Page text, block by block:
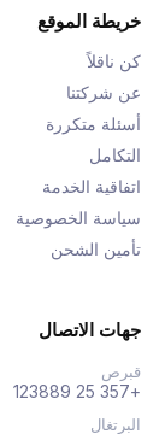
خريطة الموقع
كن ناقلاً
عن شركتنا
أسئلة متكررة
التكامل
اتفاقية الخدمة
سياسة الخصوصية
تأمين الشحن
جهات الاتصال
قبرص
+357 25 123889
البرتغال